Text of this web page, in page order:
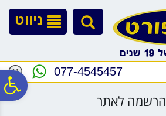
נגישות
אתר
המרכזי
ניווט
077-4545457
הרשמה לאתר